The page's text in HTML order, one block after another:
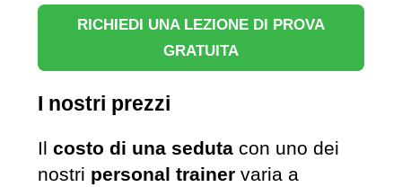
RICHIEDI UNA LEZIONE DI PROVA
GRATUITA
I nostri prezzi
Il costo di una sedutacon uno dei
nostri personal trainervaria a